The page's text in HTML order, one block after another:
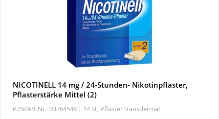
NICOTINELL 14 mg / 24-Stunden- Nikotinpflaster,
Pflasterstärke Mittel (2)
PZN/Art.Nr.: 03764548 | 14 St, Pflaster transdermal